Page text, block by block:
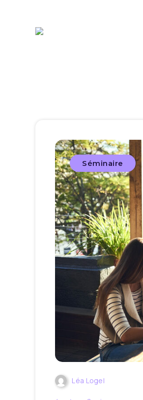
Séminaire
Léa Logel